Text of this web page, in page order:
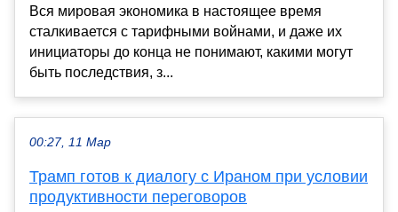
Вся мировая экономика в настоящее время
сталкивается с тарифными войнами, и даже их
инициаторы до конца не понимают, какими могут
быть последствия, з...
00:27, 11 Мар
Трамп готов к диалогу с Ираном при условии
продуктивности переговоров